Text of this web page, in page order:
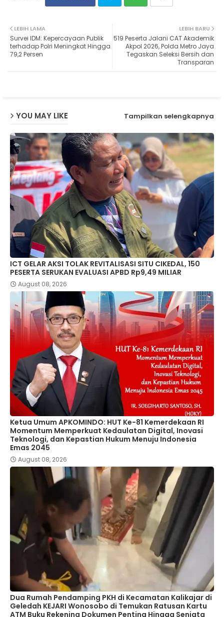
ter ats
LEBIH BARU
519 Peserta Jalani CAT Akademik
Akpol 2026, Polda Metro Jaya
Tegaskan Seleksi Bersih dan
Transparan
LEBIH LAMA
Survei IDM: Kepercayaan Publik
terhadap Polri Meningkat Hingga
79,2 Persen
YOU MAY LIKE Tampilkan selengkapnya
ICT GELAR AKSI TOLAK REVITALISASI SITU CIKEDAL, 150
PESERTA SERUKAN EVALUASI APBD Rp9,49 MILIAR
August 08, 2026
Ketua Umum APKOMINDO: HUT Ke-81 Kemerdekaan RI
Momentum Memperkuat Kedaulatan Digital, Inovasi
Teknologi, dan Kepastian Hukum Menuju Indonesia
Emas 2045
August 08, 2026
Dua Rumah Pendamping PKH di Kecamatan Kalikajar di
Geledah KEJARI Wonosobo di Temukan Ratusan Kartu
ATM Buku Rekening Dokumen Penting Hingga Senjata